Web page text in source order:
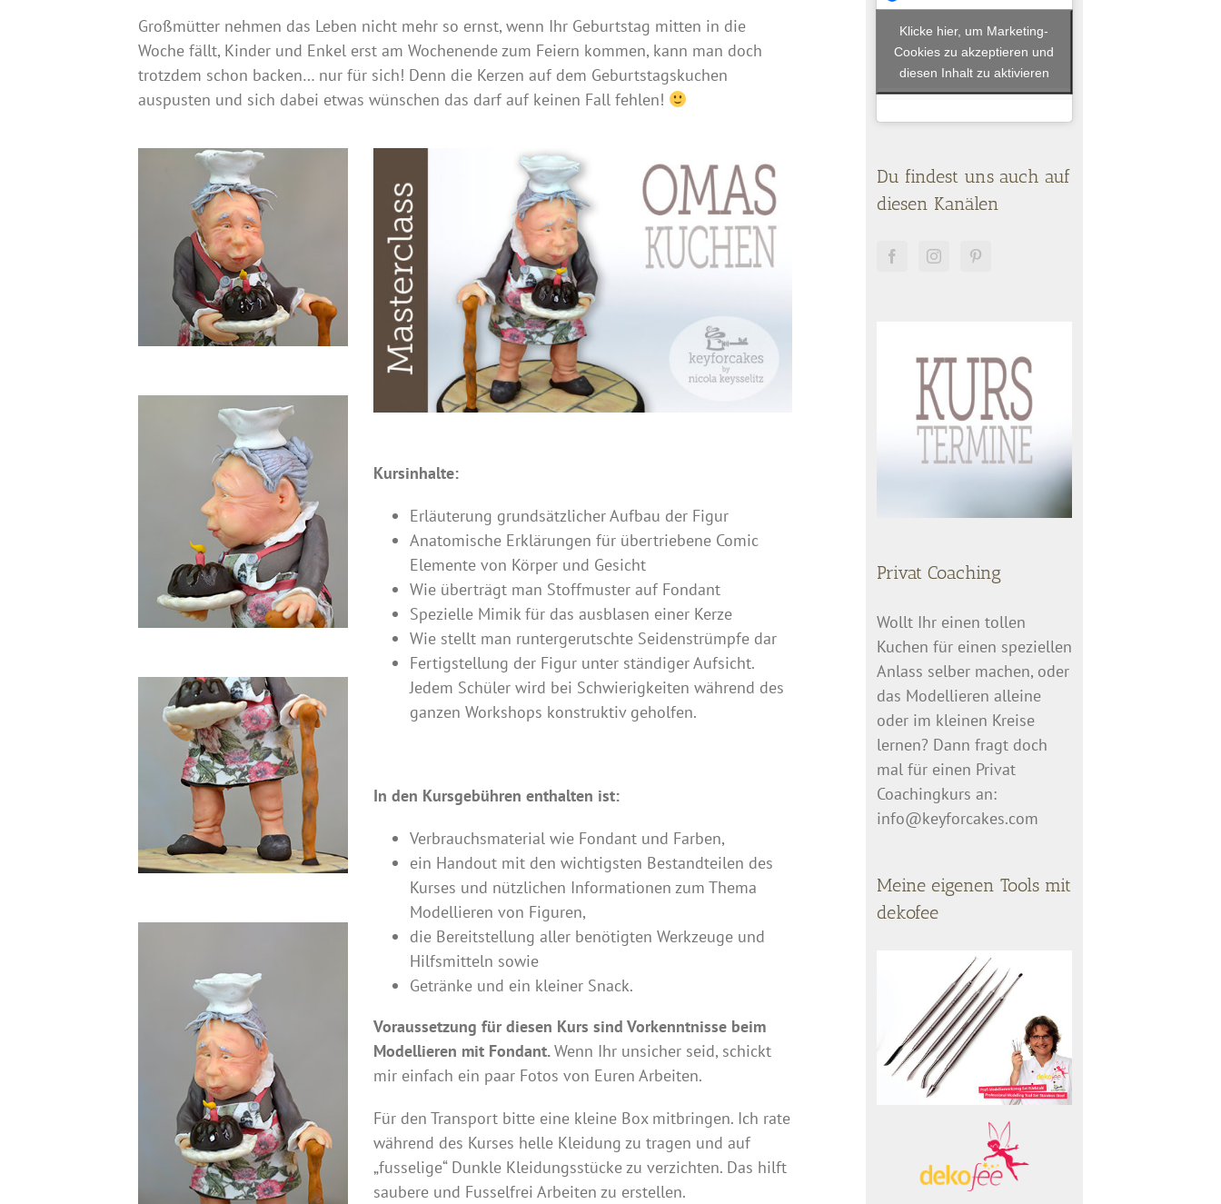
Großmütter nehmen das Leben nicht mehr so ernst, wenn Ihr Geburtstag mitten in die
Woche fällt, Kinder und Enkel erst am Wochenende zum Feiern kommen, kann man doch
trotzdem schon backen… nur für sich! Denn die Kerzen auf dem Geburtstagskuchen
auspusten und sich dabei etwas wünschen das darf auf keinen Fall fehlen!
Kursinhalte:
Erläuterung grundsätzlicher Aufbau der Figur
Anatomische Erklärungen für übertriebene Comic
Elemente von Körper und Gesicht
Wie überträgt man Stoffmuster auf Fondant
Spezielle Mimik für das ausblasen einer Kerze
Wie stellt man runtergerutschte Seidenstrümpfe dar
Fertigstellung der Figur unter ständiger Aufsicht.
Jedem Schüler wird bei Schwierigkeiten während des
ganzen Workshops konstruktiv geholfen.
In den Kursgebühren enthalten ist:
Verbrauchsmaterial wie Fondant und Farben,
ein Handout mit den wichtigsten Bestandteilen des
Kurses und nützlichen Informationen zum Thema
Modellieren von Figuren,
die Bereitstellung aller benötigten Werkzeuge und
Hilfsmitteln sowie
Getränke und ein kleiner Snack.
Voraussetzung für diesen Kurs sind Vorkenntnisse beim
Modellieren mit Fondant.Wenn Ihr unsicher seid, schickt
mir einfach ein paar Fotos von Euren Arbeiten.
Für den Transport bitte eine kleine Box mitbringen. Ich rate
während des Kurses helle Kleidung zu tragen und auf
„fusselige“ Dunkle Kleidungsstücke zu verzichten. Das hilft
saubere und Fusselfrei Arbeiten zu erstellen.
Klicke hier, um Marketing-
Cookies zu akzeptieren und
diesen Inhalt zu aktivieren
Du findest uns auch auf
diesen Kanälen
Privat Coaching
Wollt Ihr einen tollen
Kuchen für einen speziellen
Anlass selber machen, oder
das Modellieren alleine
oder im kleinen Kreise
lernen? Dann fragt doch
mal für einen Privat
Coachingkurs an:
info@keyforcakes.com
Meine eigenen Tools mit
dekofee